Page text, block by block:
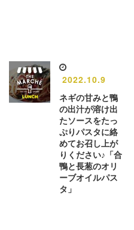
2022.10.9
ネギの甘みと鴨
の出汁が溶け出
たソースをたっ
ぷりパスタに絡
めてお召し上が
りください♪「合
鴨と長葱のオリ
ーブオイルパス
タ」